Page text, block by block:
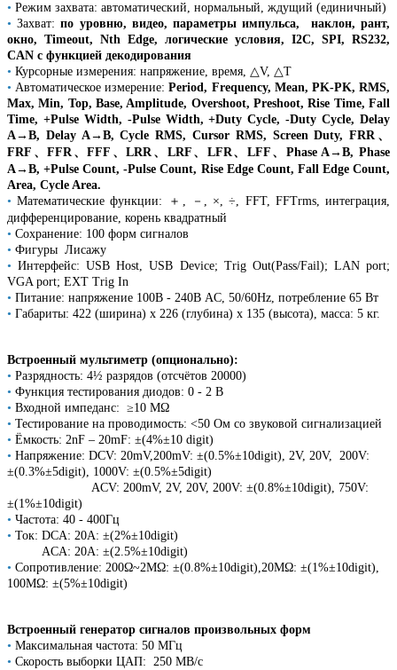
• Режим захвата: автоматический, нормальный, ждущий (единичный)
•Захват:по уровню, видео, параметры импульса, наклон, рант,
окно, Timeout, Nth Edge, логические условия, I2C, SPI, RS232,
CAN с функцией декодирования
• Курсорные измерения: напряжение, время, △V, △T
•Автоматическое измерение:Period, Frequency, Mean, PK-PK, RMS,
Max, Min, Top, Base, Amplitude, Overshoot, Preshoot, Rise Time, Fall
Time, +Pulse Width, -Pulse Width, +Duty Cycle, -Duty Cycle, Delay
A→B, Delay A→B, Cycle RMS, Cursor RMS, Screen Duty, FRR、
FRF、FFR、FFF、LRR、LRF、LFR、LFF、Phase A→B, Phase
A→B, +Pulse Count, -Pulse Count, Rise Edge Count, Fall Edge Count,
Area, Cycle Area.
•Математические функции: ＋, －, ×, ÷, FFT, FFTrms, интеграция,
дифференцирование, корень квадратный
• Сохранение: 100 форм сигналов
• Фигуры Лисажу
•Интерфейс: USB Host, USB Device; Trig Out(Pass/Fail); LAN port;
VGA port; EXT Trig In
• Питание: напряжение 100В - 240В AC, 50/60Hz, потребление 65 Вт
• Габариты: 422 (ширина) х 226 (глубина) х 135 (высота), масса: 5 кг.
Встроенный мультиметр (опционально):
• Разрядность: 4½ разрядов (отсчётов 20000)
• Функция тестирования диодов: 0 - 2 В
• Входной импеданс: ≥10 MΩ
• Тестирование на проводимость: <50 Ом со звуковой сигнализацией
• Ёмкость: 2nF – 20mF: ±(4%±10 digit)
• Напряжение: DCV: 20mV,200mV: ±(0.5%±10digit), 2V, 20V, 200V:
±(0.3%±5digit), 1000V: ±(0.5%±5digit)
ACV: 200mV, 2V, 20V, 200V: ±(0.8%±10digit), 750V:
±(1%±10digit)
• Частота: 40 - 400Гц
• Ток: DCA: 20A: ±(2%±10digit)
ACA: 20A: ±(2.5%±10digit)
• Сопротивление: 200Ω~2MΩ: ±(0.8%±10digit),20MΩ: ±(1%±10digit),
100MΩ: ±(5%±10digit)
Встроенный генератор сигналов произвольных форм
• Максимальная частота: 50 МГц
• Скорость выборки ЦАП: 250 МВ/с